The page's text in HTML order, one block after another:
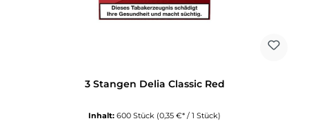
3 Stangen Delia Classic Red
Inhalt: 600 Stück (0,35 €* / 1 Stück)